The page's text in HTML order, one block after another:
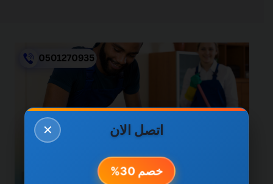
✕ اتصل الان
خصم 30%